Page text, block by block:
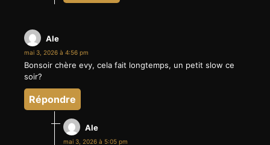
Ale
mai 3, 2026 à 4:56 pm
Bonsoir chère evy, cela fait longtemps, un petit slow ce
soir?
Répondre
Ale
mai 3, 2026 à 5:05 pm